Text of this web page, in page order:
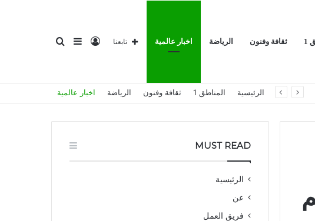
1 ثقافة وفنون الرياضة اخبار عالمية
عن
إضافة
عمود
تسجيل
الدخول
تابعنا
الرئيسية المناطق 1 ثقافة وفنون الرياضة اخبار عالمية
MUST READ
الرئيسية
عن
فريق العمل